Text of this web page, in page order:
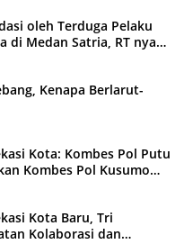
oleh Terduga Pelaku
di Medan Satria, RT nya
Kenapa Berlarut-
Kota: Kombes Pol Putu
Kombes Pol Kusumo
Kota Baru, Tri
Kolaborasi dan